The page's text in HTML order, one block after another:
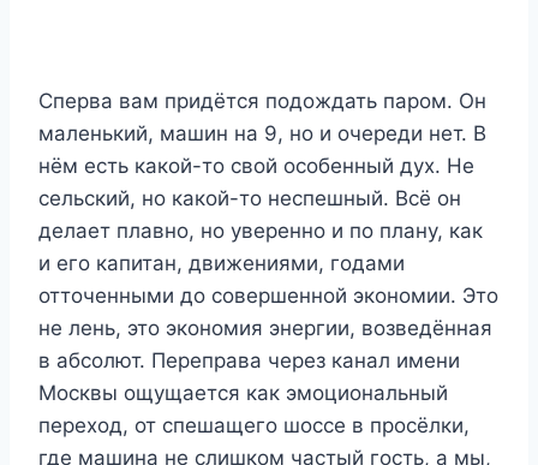
Сперва вам придётся подождать паром. Он
маленький, машин на 9, но и очереди нет. В
нём есть какой-то свой особенный дух. Не
сельский, но какой-то неспешный. Всё он
делает плавно, но уверенно и по плану, как
и его капитан, движениями, годами
отточенными до совершенной экономии. Это
не лень, это экономия энергии, возведённая
в абсолют. Переправа через канал имени
Москвы ощущается как эмоциональный
переход, от спешащего шоссе в просёлки,
где машина не слишком частый гость, а мы,